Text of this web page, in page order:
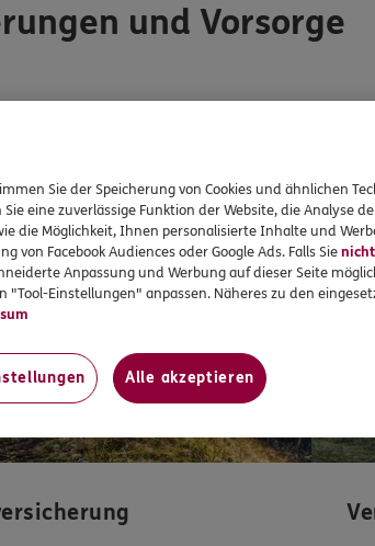
und Vorsorge
Mit
Sie der Speicherung von Cookies und ähnlichen
eine zuverlässige Funktion der Website, die Analyse
die Möglichkeit, Ihnen personalisierte Inhalte und
von Facebook Audiences oder Google Ads. Falls Sie
Anpassung und Werbung auf dieser Seite
Einstellungen" anpassen. Näheres zu den
Alle akzeptieren